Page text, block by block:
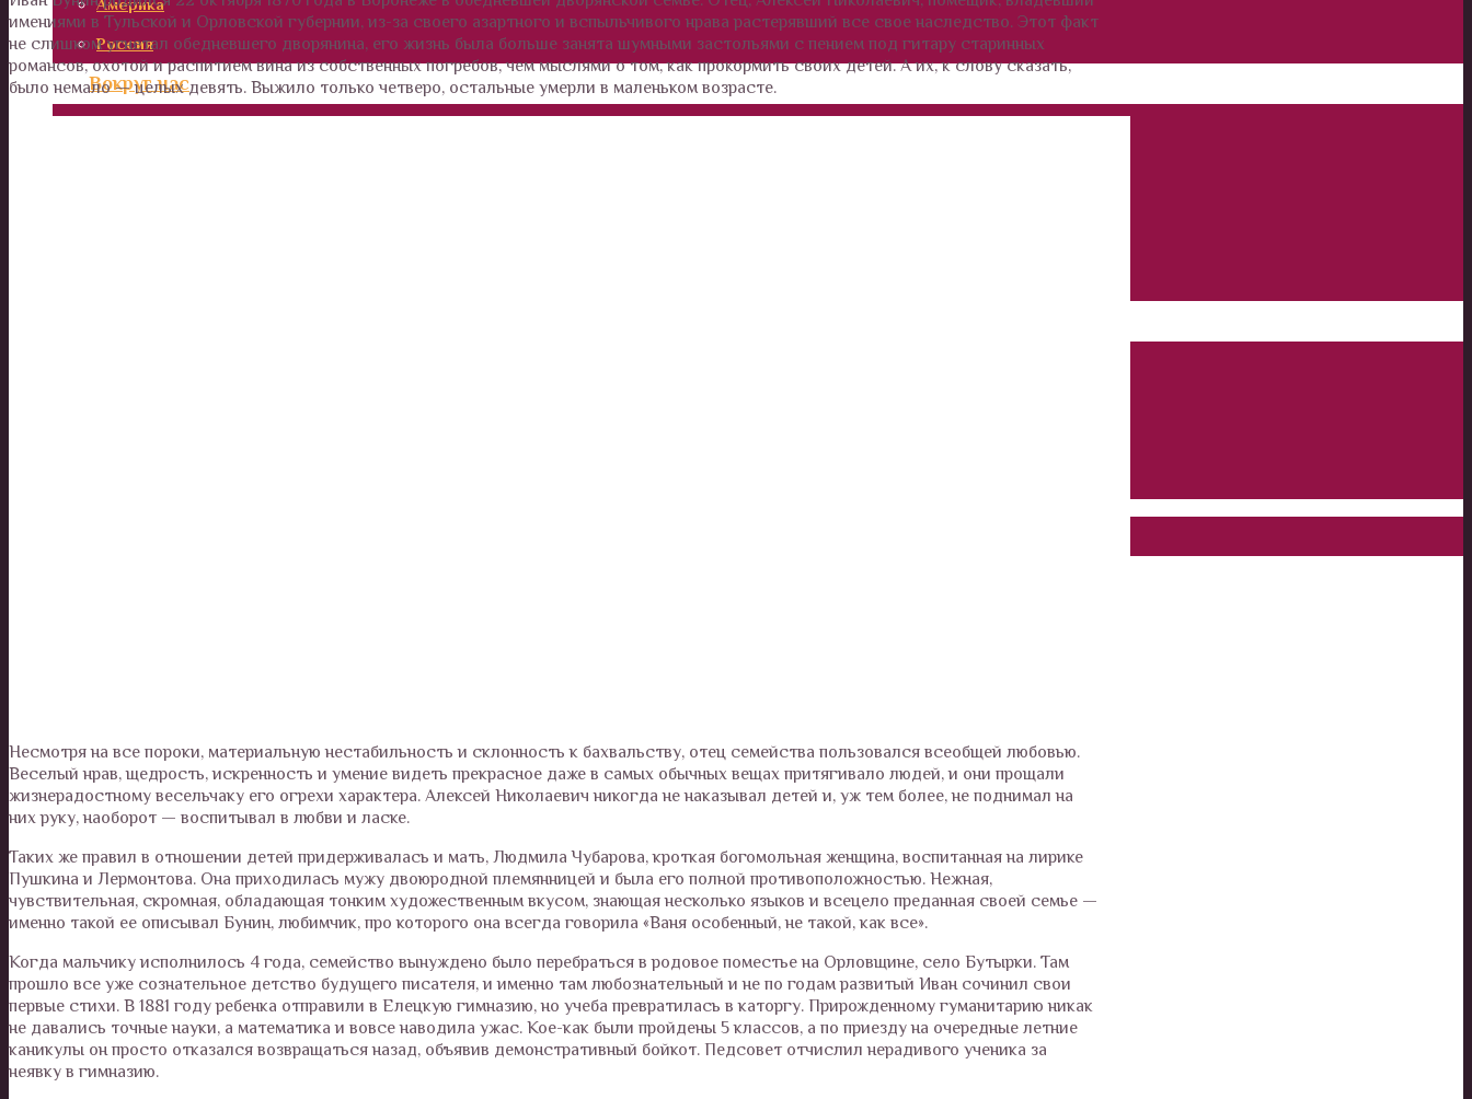
Америка
Россия
Вокруг нас
имениями в Тульской и Орловской губернии, из-за своего азартного и вспыльчивого нрава растерявший все свое наследство. Этот факт
не слишком угнетал обедневшего дворянина, его жизнь была больше занята шумными застольями с пением под гитару старинных
романсов, охотой и распитием вина из собственных погребов, чем мыслями о том, как прокормить своих детей. А их, к слову сказать,
было немало — целых девять. Выжило только четверо, остальные умерли в маленьком возрасте.
Несмотря на все пороки, материальную нестабильность и склонность к бахвальству, отец семейства пользовался всеобщей любовью.
Веселый нрав, щедрость, искренность и умение видеть прекрасное даже в самых обычных вещах притягивало людей, и они прощали
жизнерадостному весельчаку его огрехи характера. Алексей Николаевич никогда не наказывал детей и, уж тем более, не поднимал на
них руку, наоборот — воспитывал в любви и ласке.
Таких же правил в отношении детей придерживалась и мать, Людмила Чубарова, кроткая богомольная женщина, воспитанная на лирике
Пушкина и Лермонтова. Она приходилась мужу двоюродной племянницей и была его полной противоположностью. Нежная,
чувствительная, скромная, обладающая тонким художественным вкусом, знающая несколько языков и всецело преданная своей семье —
именно такой ее описывал Бунин, любимчик, про которого она всегда говорила «Ваня особенный, не такой, как все».
Когда мальчику исполнилось 4 года, семейство вынуждено было перебраться в родовое поместье на Орловщине, село Бутырки. Там
прошло все уже сознательное детство будущего писателя, и именно там любознательный и не по годам развитый Иван сочинил свои
первые стихи. В 1881 году ребенка отправили в Елецкую гимназию, но учеба превратилась в каторгу. Прирожденному гуманитарию никак
не давались точные науки, а математика и вовсе наводила ужас. Кое-как были пройдены 5 классов, а по приезду на очередные летние
каникулы он просто отказался возвращаться назад, объявив демонстративный бойкот. Педсовет отчислил нерадивого ученика за
неявку в гимназию.